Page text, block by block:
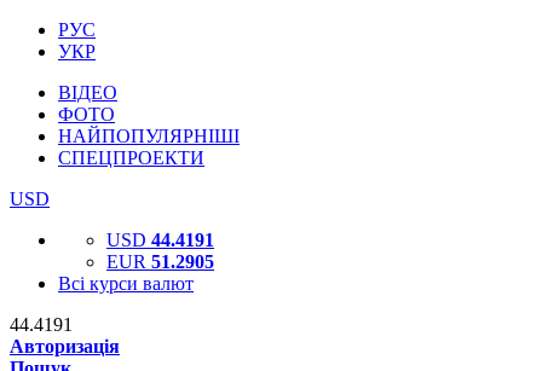
РУС
УКР
ВІДЕО
ФОТО
НАЙПОПУЛЯРНІШІ
СПЕЦПРОЕКТИ
USD
USD 44.4191
EUR 51.2905
Всі курси валют
44.4191
Авторизація